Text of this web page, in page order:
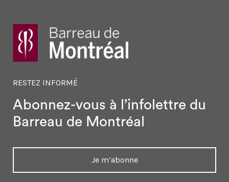
RESTEZ INFORMÉ
Abonnez-vous à l’infolettre du
Barreau de Montréal
Je m’abonne